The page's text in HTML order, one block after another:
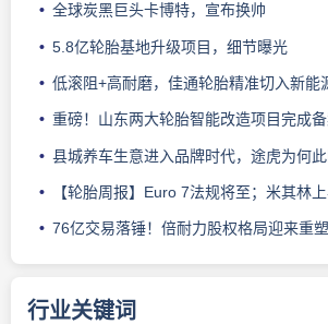
全球炭黑巨头卡博特，宣布换帅
5.8亿轮胎基地升级项目，细节曝光
低滚阻+高耐磨，佳通轮胎精准切入新能
重磅！山东两大轮胎智能改造项目完成
县城养车生意进入品牌时代，途虎为何此时
【轮胎周报】Euro 7法规将至；米其林上半年营收超千亿；倍耐力上半年盈利稳增
76亿交易落锤！倍耐力股权格局迎来重塑
行业关键词